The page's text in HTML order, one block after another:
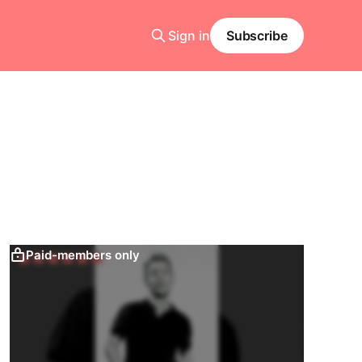
Sign in Subscribe
Paid-members only